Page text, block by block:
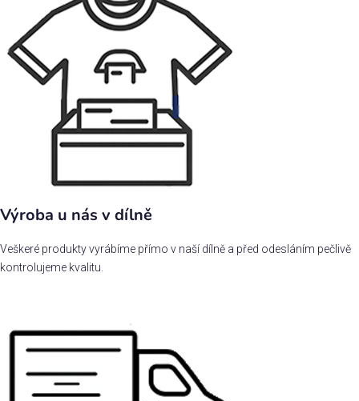
Výroba u nás v dílně
Veškeré produkty vyrábíme přímo v naší dílně a před odesláním pečlivě
kontrolujeme kvalitu.